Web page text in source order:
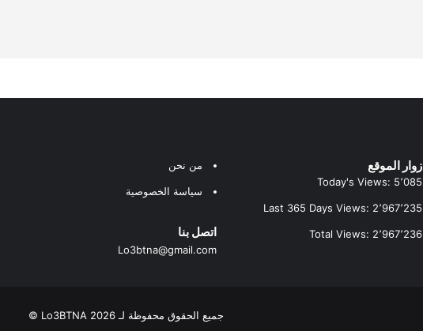
زوار الموقع
Today's Views: 5٬085
Last 365 Days Views: 2٬967٬235
Total Views: 2٬967٬236
من نحن
سياسة الخصوصية
اتصل بنا
Lo3btna@gmail.com
جميع الحقوق محفوظة لـ Lo3BTNA 2026 ©